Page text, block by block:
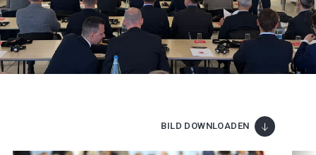
BILD DOWNLOADEN